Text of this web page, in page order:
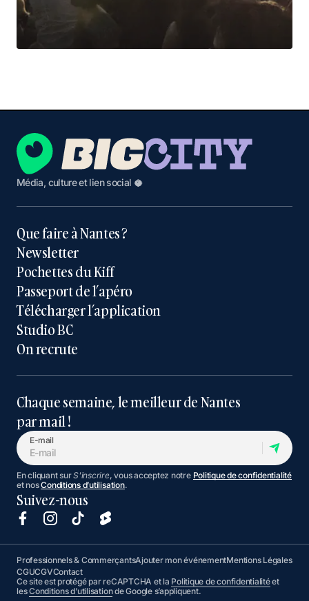
Média, culture et lien social 🥥
Que faire à Nantes ?
Newsletter
Pochettes du Kiff
Passeport de l’apéro
Télécharger l’application
Studio BC
On recrute
Chaque semaine, le meilleur de Nantes
par mail !
E-mail
En cliquant surS'inscrire, vous acceptez notre Politique de confidentialité
et nosConditions d’utilisation.
Suivez-nous
Professionnels & CommerçantsAjouter mon événementMentions Légales
CGUCGVContact
Ce site est protégé par reCAPTCHA et la Politique de confidentialitéet
lesConditions d’utilisationde Google s’appliquent.